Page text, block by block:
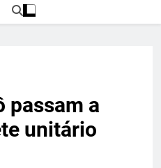
passam a
unitário